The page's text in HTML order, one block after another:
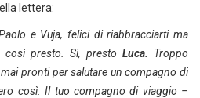
lettera:
e Vuja, felici di riabbracciarti ma
così presto. Sì, presto Luca. Troppo
pronti per salutare un compagno di
così. Il tuo compagno di viaggio –